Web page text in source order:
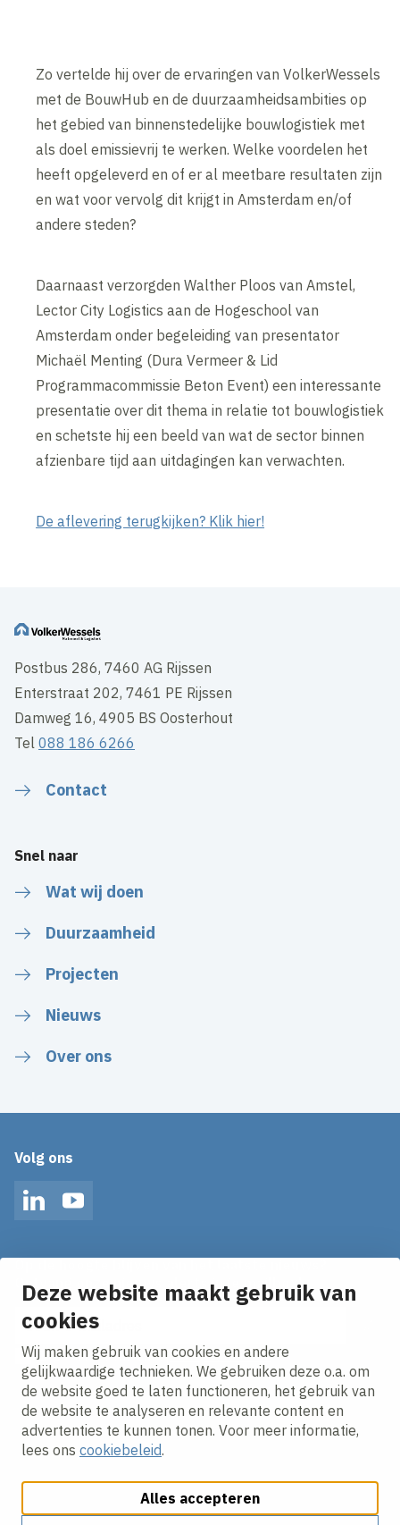
Deze website maakt gebruik van
cookies
Wij maken gebruik van cookies en andere
gelijkwaardige technieken. We gebruiken deze o.a. om
de website goed te laten functioneren, het gebruik van
de website te analyseren en relevante content en
advertenties te kunnen tonen. Voor meer informatie,
lees ons cookiebeleid.
Alles accepteren
Zo vertelde hij over de ervaringen van VolkerWessels
met de BouwHub en de duurzaamheidsambities op
het gebied van binnenstedelijke bouwlogistiek met
als doel emissievrij te werken. Welke voordelen het
heeft opgeleverd en of er al meetbare resultaten zijn
en wat voor vervolg dit krijgt in Amsterdam en/of
andere steden?
Daarnaast verzorgden Walther Ploos van Amstel,
Lector City Logistics aan de Hogeschool van
Amsterdam onder begeleiding van presentator
Michaël Menting (Dura Vermeer & Lid
Programmacommissie Beton Event) een interessante
presentatie over dit thema in relatie tot bouwlogistiek
en schetste hij een beeld van wat de sector binnen
afzienbare tijd aan uitdagingen kan verwachten.
De aflevering terugkijken? Klik hier!
Postbus 286, 7460 AG Rijssen
Enterstraat 202, 7461 PE Rijssen
Damweg 16, 4905 BS Oosterhout
Tel088 186 6266
Contact
Snel naar
Wat wij doen
Duurzaamheid
Projecten
Nieuws
Over ons
Volg ons
LinkedInYouTube
Ontvang onze nieuws alerts in je mailbox!
E-mailadres
Ik ga akkoord met hetprivacy statement.
Cookies aanpassenCookie beleidPrivacy policy